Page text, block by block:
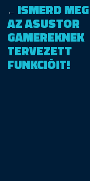
← ISMERD MEG
AZ ASUSTOR
GAMEREKNEK
TERVEZETT
FUNKCIÓIT!